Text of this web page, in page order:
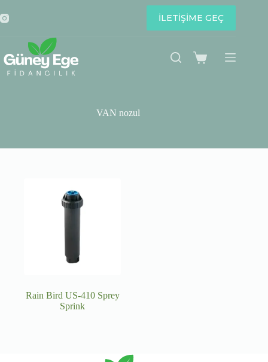
to
content
İLETİŞİME GEÇ
Shopping
VAN nozul
Rain Bird US-410 Sprey
Sprink